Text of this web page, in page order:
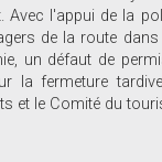
Avec l'appui de la
de la route
un défaut de
la fermeture
et le Comité du